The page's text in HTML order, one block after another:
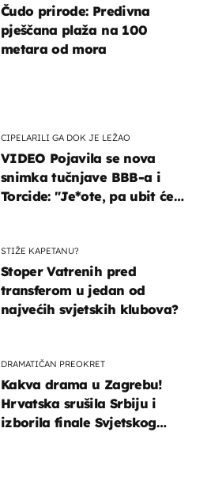
CIPELARILI GA DOK JE LEŽAO
VIDEO Pojavila se nova
snimka tučnjave BBB-a i
Torcide: "Je*ote, pa ubit će
STIŽE KAPETANU?
Stoper Vatrenih pred
transferom u jedan od
najvećih svjetskih klubova?
DRAMATIČAN PREOKRET
Kakva drama u Zagrebu!
Hrvatska srušila Srbiju i
izborila finale Svjetskog
Čudo prirode: Predivna
pješčana plaža na 100
metara od mora